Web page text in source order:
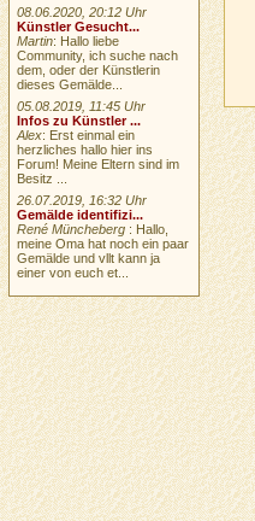
08.06.2020, 20:12 Uhr
Künstler Gesucht...
Martin: Hallo liebe
Community, ich suche nach
dem, oder der Künstlerin
dieses Gemälde...
05.08.2019, 11:45 Uhr
Infos zu Künstler ...
Alex: Erst einmal ein
herzliches hallo hier ins
Forum! Meine Eltern sind im
Besitz ...
26.07.2019, 16:32 Uhr
Gemälde identifizi...
René Müncheberg : Hallo,
meine Oma hat noch ein paar
Gemälde und vllt kann ja
einer von euch et...